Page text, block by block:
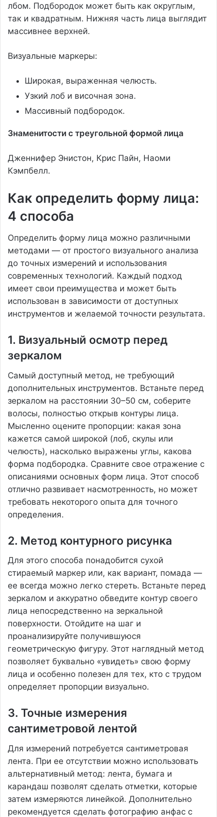
лбом. Подбородок может быть как округлым,
так и квадратным. Нижняя часть лица выглядит
массивнее верхней.
Визуальные маркеры:
Широкая, выраженная челюсть.
Узкий лоб и височная зона.
Массивный подбородок.
Знаменитости с треугольной формой лица
Дженнифер Энистон, Крис Пайн, Наоми
Кэмпбелл.
Как определить форму лица:
4 способа
Определить форму лица можно различными
методами — от простого визуального анализа
до точных измерений и использования
современных технологий. Каждый подход
имеет свои преимущества и может быть
использован в зависимости от доступных
инструментов и желаемой точности результата.
1. Визуальный осмотр перед
зеркалом
Самый доступный метод, не требующий
дополнительных инструментов. Встаньте перед
зеркалом на расстоянии 30–50 см, соберите
волосы, полностью открыв контуры лица.
Мысленно оцените пропорции: какая зона
кажется самой широкой (лоб, скулы или
челюсть), насколько выражены углы, какова
форма подбородка. Сравните свое отражение с
описаниями основных форм лица. Этот способ
отлично развивает насмотренность, но может
требовать некоторого опыта для точного
определения.
2. Метод контурного рисунка
Для этого способа понадобится сухой
стираемый маркер или, как вариант, помада —
ее всегда можно легко стереть. Встаньте перед
зеркалом и аккуратно обведите контур своего
лица непосредственно на зеркальной
поверхности. Отойдите на шаг и
проанализируйте получившуюся
геометрическую фигуру. Этот наглядный метод
позволяет буквально «увидеть» свою форму
лица и особенно полезен для тех, кто с трудом
определяет пропорции визуально.
3. Точные измерения
сантиметровой лентой
Для измерений потребуется сантиметровая
лента. При ее отсутствии можно использовать
альтернативный метод: лента, бумага и
карандаш позволят сделать отметки, которые
затем измеряются линейкой. Дополнительно
рекомендуется сделать фотографию анфас с